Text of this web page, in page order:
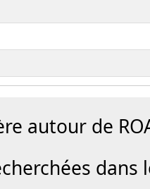
autour de
dans